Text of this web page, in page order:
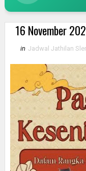
16 November
in Jadwal Jathilan